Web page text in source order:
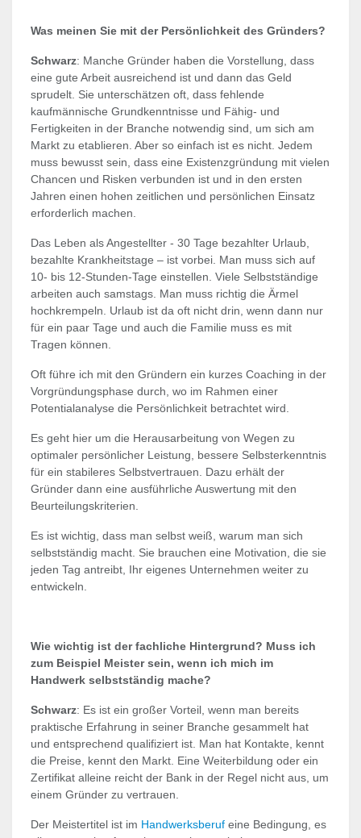
Was meinen Sie mit der Persönlichkeit des Gründers?
Schwarz: Manche Gründer haben die Vorstellung, dass
eine gute Arbeit ausreichend ist und dann das Geld
sprudelt. Sie unterschätzen oft, dass fehlende
kaufmännische Grundkenntnisse und Fähig- und
Fertigkeiten in der Branche notwendig sind, um sich am
Markt zu etablieren. Aber so einfach ist es nicht. Jedem
muss bewusst sein, dass eine Existenzgründung mit vielen
Chancen und Risken verbunden ist und in den ersten
Jahren einen hohen zeitlichen und persönlichen Einsatz
erforderlich machen.
Das Leben als Angestellter - 30 Tage bezahlter Urlaub,
bezahlte Krankheitstage – ist vorbei. Man muss sich auf
10- bis 12-Stunden-Tage einstellen. Viele Selbstständige
arbeiten auch samstags. Man muss richtig die Ärmel
hochkrempeln. Urlaub ist da oft nicht drin, wenn dann nur
für ein paar Tage und auch die Familie muss es mit
Tragen können.
Oft führe ich mit den Gründern ein kurzes Coaching in der
Vorgründungsphase durch, wo im Rahmen einer
Potentialanalyse die Persönlichkeit betrachtet wird.
Es geht hier um die Herausarbeitung von Wegen zu
optimaler persönlicher Leistung, bessere Selbsterkenntnis
für ein stabileres Selbstvertrauen. Dazu erhält der
Gründer dann eine ausführliche Auswertung mit den
Beurteilungskriterien.
Es ist wichtig, dass man selbst weiß, warum man sich
selbstständig macht. Sie brauchen eine Motivation, die sie
jeden Tag antreibt, Ihr eigenes Unternehmen weiter zu
entwickeln.
Wie wichtig ist der fachliche Hintergrund? Muss ich
zum Beispiel Meister sein, wenn ich mich im
Handwerk selbstständig mache?
Schwarz: Es ist ein großer Vorteil, wenn man bereits
praktische Erfahrung in seiner Branche gesammelt hat
und entsprechend qualifiziert ist. Man hat Kontakte, kennt
die Preise, kennt den Markt. Eine Weiterbildung oder ein
Zertifikat alleine reicht der Bank in der Regel nicht aus, um
einem Gründer zu vertrauen.
Der Meistertitel ist im Handwerksberuf eine Bedingung, es